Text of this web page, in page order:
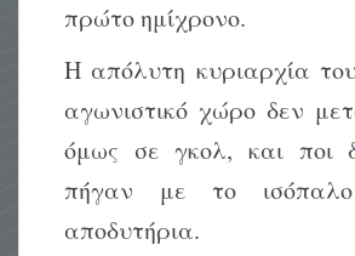
πρώτο ημίχρονο.
Η απόλυτη κυριαρχία
αγωνιστικό χώρο δεν
όμως σε γκολ, και ποι
πήγαν με το
αποδυτήρια.